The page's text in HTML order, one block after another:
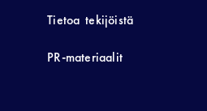
Tietoa tekijöistä
PR-materiaalit